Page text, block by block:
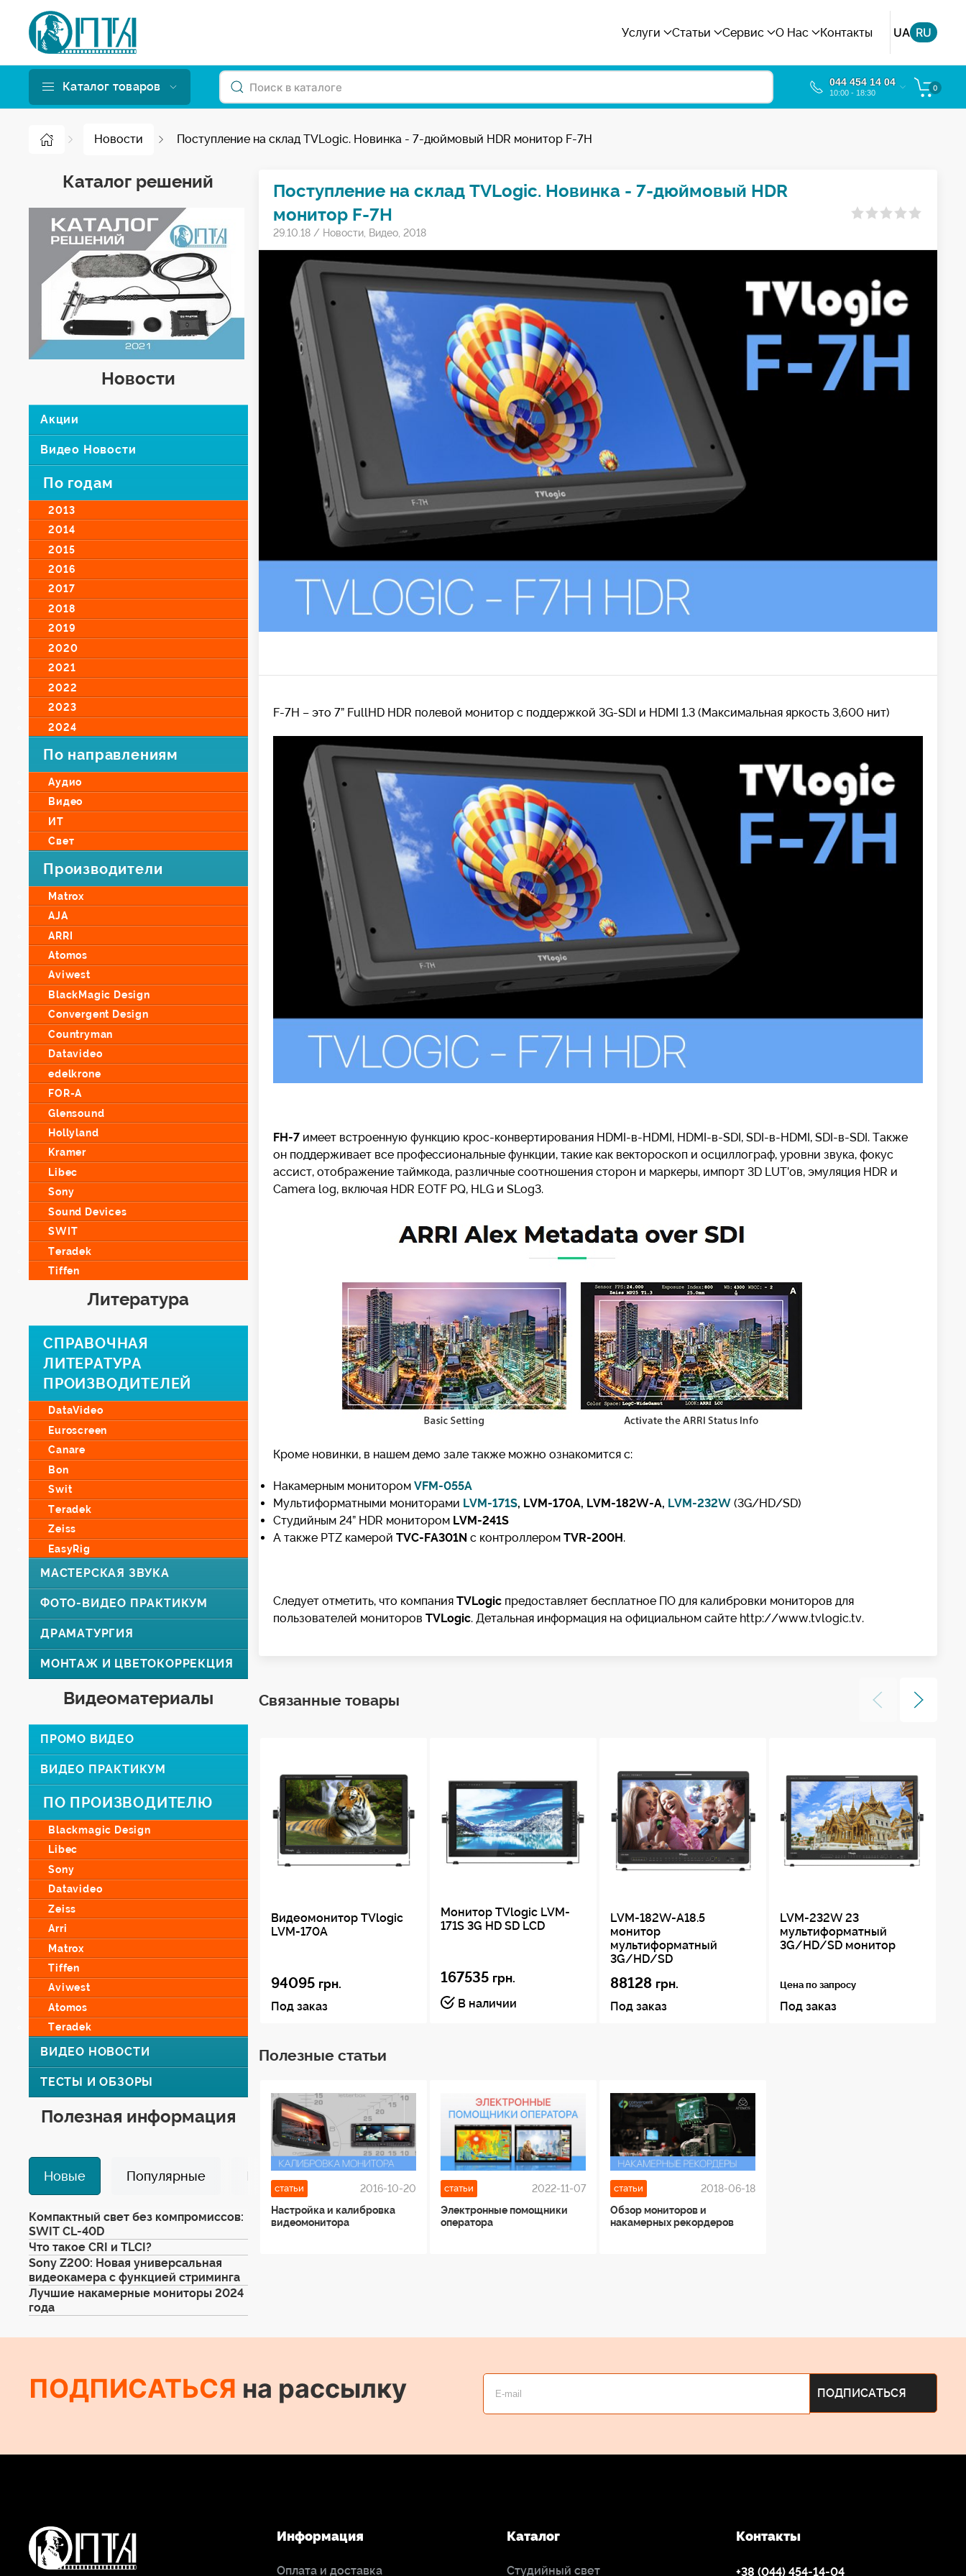
Услуги Статьи Сервис О Нас Контакты UA RU
Каталог товаров 044 454 14 04
10:00 - 18:30
0
Новости Поступление на склад TVLogic. Новинка - 7-дюймовый HDR монитор F-7H
Каталог решений
Новости
Акции
Видео Новости
По годам
2013
2014
2015
2016
2017
2018
2019
2020
2021
2022
2023
2024
По направлениям
Аудио
Видео
ИТ
Свет
Производители
Matrox
AJA
ARRI
Atomos
Aviwest
BlackMagic Design
Convergent Design
Countryman
Datavideo
edelkrone
FOR-A
Glensound
Hollyland
Kramer
Libec
Sony
Sound Devices
SWIT
Teradek
Tiffen
Литература
СПРАВОЧНАЯ
ЛИТЕРАТУРА
ПРОИЗВОДИТЕЛЕЙ
DataVideo
Euroscreen
Canare
Bon
Swit
Teradek
Zeiss
EasyRig
МАСТЕРСКАЯ ЗВУКА
ФОТО-ВИДЕО ПРАКТИКУМ
ДРАМАТУРГИЯ
МОНТАЖ И ЦВЕТОКОРРЕКЦИЯ
Видеоматериалы
ПРОМО ВИДЕО
ВИДЕО ПРАКТИКУМ
ПО ПРОИЗВОДИТЕЛЮ
Blackmagic Design
Libec
Sony
Datavideo
Zeiss
Arri
Matrox
Tiffen
Aviwest
Atomos
Teradek
ВИДЕО НОВОСТИ
ТЕСТЫ И ОБЗОРЫ
Полезная информация
Новые Популярные Избранные
Компактный свет без компромиссов:
SWIT CL-40D
Что такое CRI и TLCI?
Sony Z200: Новая универсальная
видеокамера с функцией стриминга
Лучшие накамерные мониторы 2024
года
Поступление на склад TVLogic. Новинка - 7-дюймовый HDR
монитор F-7H
29.10.18 / Новости, Видео, 2018
F-7H – это 7” FullHD HDR полевой монитор с поддержкой 3G-SDI и HDMI 1.3 (Максимальная яркость 3,600 нит)
FH-7имеет встроенную функцию крос-конвертирования HDMI-в-HDMI, HDMI-в-SDI, SDI-в-HDMI, SDI-в-SDI. Также
он поддерживает все профессиональные функции, такие как вектороскоп и осциллограф, уровни звука, фокус
ассист, отображение таймкода, различные соотношения сторон и маркеры, импорт 3D LUT’ов, эмуляция HDR и
Camera log, включая HDR EOTF PQ, HLG и SLog3.
Кроме новинки, в нашем демо зале также можно ознакомится с:
Накамерным монитором VFM-055A
Мультиформатными мониторами LVM-171S, LVM-170A, LVM-182W-A, LVM-232W(3G/HD/SD)
Студийным 24” HDR монитором LVM-241S
А также PTZ камерой TVC-FA301N с контроллером TVR-200H.
Следует отметить, что компания TVLogicпредоставляет бесплатное ПО для калибровки мониторов для
пользователей мониторов TVLogic. Детальная информация на официальном сайте http://www.tvlogic.tv.
Связанные товары
Видеомонитор TVlogic
LVM-170A
94095 грн.
Под заказ
Монитор TVlogic LVM-
171S 3G HD SD LCD
167535 грн.
В наличии
LVM-182W-A18.5
монитор
мультиформатный
3G/HD/SD
88128 грн.
Под заказ
LVM-232W 23
мультиформатный
3G/HD/SD монитор
Цена по запросу
Под заказ
Полезные статьи
статьи
2016-10-20
Настройка и калибровка
видеомонитора
статьи
2022-11-07
Электронные помощники
оператора
статьи
2018-06-18
Обзор мониторов и
накамерных рекордеров
ПОДПИСАТЬСЯ на рассылку
Информация
Оплата и доставка
Каталог
Студийный свет
Контакты
+38 (044) 454-14-04